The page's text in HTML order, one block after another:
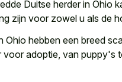
Duitse herder in Ohio
zijn voor zowel u als de
Ohio hebben een breed
voor adoptie, van puppy's